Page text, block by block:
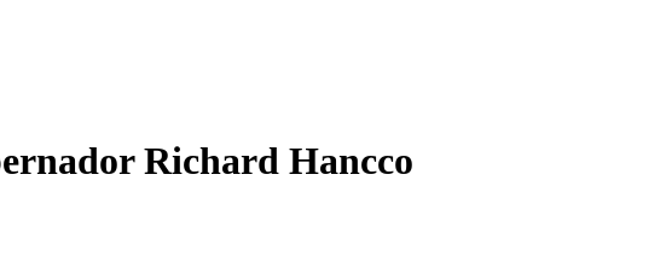
Richard Hancco